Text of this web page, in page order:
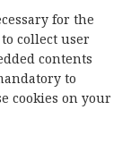
for the
collect user
contents
to
cookies on your